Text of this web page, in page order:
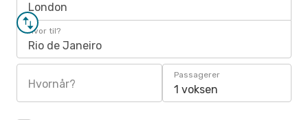
London
Hvor til?
Rio de Janeiro
Hvornår?
Passagerer
1 voksen